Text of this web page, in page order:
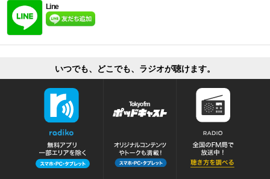
Line
いつでも、どこでも、ラジオが聴けます。